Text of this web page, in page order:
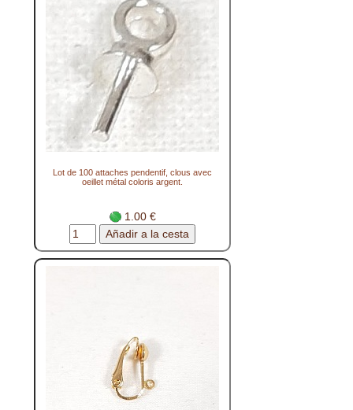
Lot de 100 attaches pendentif, clous avec
oeillet métal coloris argent.
1.00 €